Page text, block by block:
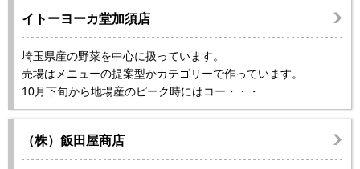
イトーヨーカ堂加須店
埼玉県産の野菜を中心に扱っています。
売場はメニューの提案型かカテゴリーで作っています。
10月下旬から地場産のピーク時にはコー・・・
（株）飯田屋商店